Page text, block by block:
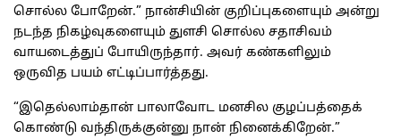
சொல்ல போறேன்.” நான்சியின் குறிப்புகளையும் அன்று
நடந்த நிகழ்வுகளையும் துளசி சொல்ல சதாசிவம்
வாயடைத்துப் போயிருந்தார். அவர் கண்களிலும்
ஒருவித பயம் எட்டிப்பார்த்தது.
“இதெல்லாம்தான் பாலாவோட மனசில குழப்பத்தைக்
கொண்டு வந்திருக்குன்னு நான் நினைக்கிறேன்.”